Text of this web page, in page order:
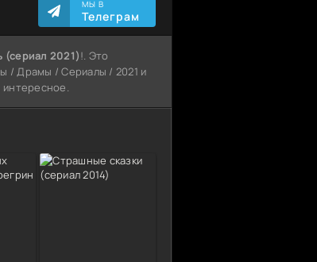
МЫ В
Телеграм
(сериал 2021)!. Это
/ Драмы / Сериалы / 2021 и
интересное.